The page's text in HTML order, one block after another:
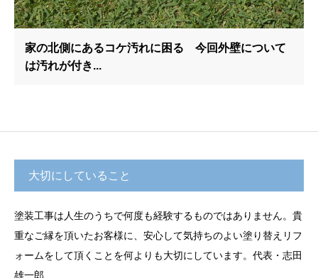
家の北側にあるコケ汚れに困る 今回外壁について
は汚れが付き...
大切にしていること
塗装工事は人生のうちで何度も経験するものではありません。貴
重なご縁を頂いたお客様に、安心して気持ちのよい塗り替えリフ
ォームをして頂くことを何よりも大切にしています。代表・志田
雄一郎